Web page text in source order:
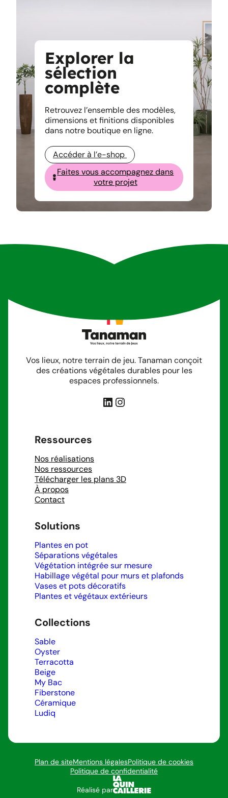
Explorer la
sélection
complète
Retrouvez l’ensemble des modèles,
dimensions et finitions disponibles
dans notre boutique en ligne.
Accéder à l’e-shop
Faites vous accompagnez dans
votre projet
Vos lieux, notre terrain de jeu. Tanaman conçoit
des créations végétales durables pour les
espaces professionnels.
LinkedIn
Instagram
Ressources
Nos réalisations
Nos ressources
Télécharger les plans 3D
À propos
Contact
Solutions
Plantes en pot
Séparations végétales
Végétation intégrée sur mesure
Habillage végétal pour murs et plafonds
Vases et pots décoratifs
Plantes et végétaux extérieurs
Collections
Sable
Oyster
Terracotta
Beige
My Bac
Fiberstone
Céramique
Ludiq
Plan de siteMentions légalesPolitique de cookies
Politique de confidentialité
Réalisé par